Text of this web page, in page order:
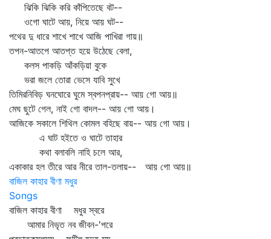
ঝিকি ঝিকি করি কাঁপিতেছে বট--
ওগো ঘাটে আয়, নিয়ে আয় ঘট--
পথের দু ধারে শাখে শাখে আজি পাখিরা গায়॥
তপন-আতপে আতপ্ত হয়ে উঠেছে বেলা,
কলস পাকড়ি আঁকড়িয়া বুকে
ভরা জলে তোরা ভেসে যাবি সুখে
তিমিরনিবিড় ঘনঘোরে ঘুমে স্বপনপ্রায়-- আয় গো আয়॥
মেঘ ছুটে গেল, নাই গো বাদল-- আয় গো আয়।
আজিকে সকালে শিথিল কোমল বহিছে বায়-- আয় গো আয়।
এ ঘাট হইতে ও ঘাটে তাহার
কথা বলাবলি নাহি চলে আর,
একাকার হল তীরে আর নীরে তাল-তলায়-- আয় গো আয়॥
বাজিল কাহার বীণা মধুর
Songs
বাজিল কাহার বীণা মধুর স্বরে
আমার নিভৃত নব জীবন-'পরে